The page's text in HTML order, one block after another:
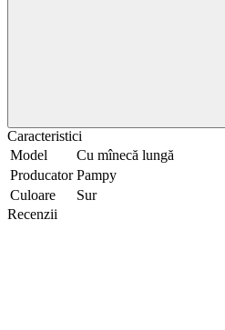
Caracteristici
Model
Cu mînecă lungă
Producator Pampy
Culoare
Sur
Recenzii